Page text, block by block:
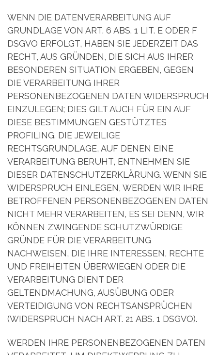
WENN DIE DATENVERARBEITUNG AUF
GRUNDLAGE VON ART. 6 ABS. 1 LIT. E ODER F
DSGVO ERFOLGT, HABEN SIE JEDERZEIT DAS
RECHT, AUS GRÜNDEN, DIE SICH AUS IHRER
BESONDEREN SITUATION ERGEBEN, GEGEN
DIE VERARBEITUNG IHRER
PERSONENBEZOGENEN DATEN WIDERSPRUCH
EINZULEGEN; DIES GILT AUCH FÜR EIN AUF
DIESE BESTIMMUNGEN GESTÜTZTES
PROFILING. DIE JEWEILIGE
RECHTSGRUNDLAGE, AUF DENEN EINE
VERARBEITUNG BERUHT, ENTNEHMEN SIE
DIESER DATENSCHUTZERKLÄRUNG. WENN SIE
WIDERSPRUCH EINLEGEN, WERDEN WIR IHRE
BETROFFENEN PERSONENBEZOGENEN DATEN
NICHT MEHR VERARBEITEN, ES SEI DENN, WIR
KÖNNEN ZWINGENDE SCHUTZWÜRDIGE
GRÜNDE FÜR DIE VERARBEITUNG
NACHWEISEN, DIE IHRE INTERESSEN, RECHTE
UND FREIHEITEN ÜBERWIEGEN ODER DIE
VERARBEITUNG DIENT DER
GELTENDMACHUNG, AUSÜBUNG ODER
VERTEIDIGUNG VON RECHTSANSPRÜCHEN
(WIDERSPRUCH NACH ART. 21 ABS. 1 DSGVO).
WERDEN IHRE PERSONENBEZOGENEN DATEN